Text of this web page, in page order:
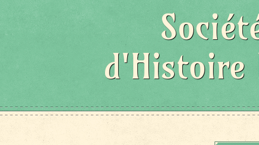
d'Histoire